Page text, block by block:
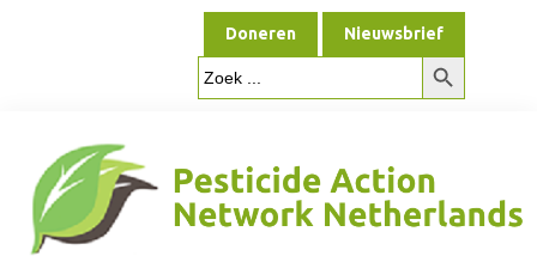
Doneren Nieuwsbrief
Zoek
naar:
Zoekknop